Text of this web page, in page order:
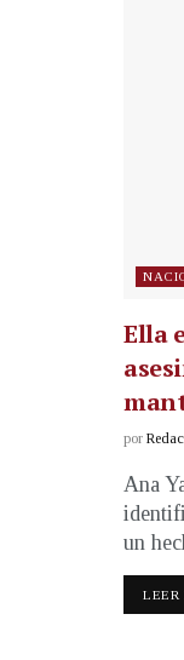
Ella
por
Ana
un
LEER